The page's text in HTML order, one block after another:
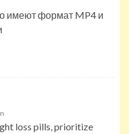
имеют формат MP4 и
loss pills, prioritize